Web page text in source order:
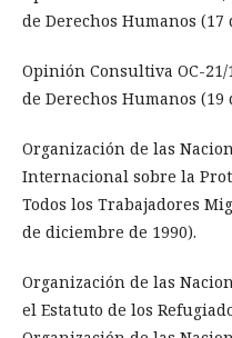
de Derechos Humanos (17
Opinión Consultiva OC-
de Derechos Humanos (19
Organización de las
Internacional sobre la
Todos los Trabajadores
de diciembre de 1990).
Organización de las
el Estatuto de los